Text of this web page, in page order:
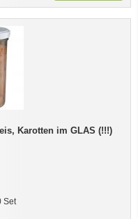
Karotten im GLAS (!!!)
Set